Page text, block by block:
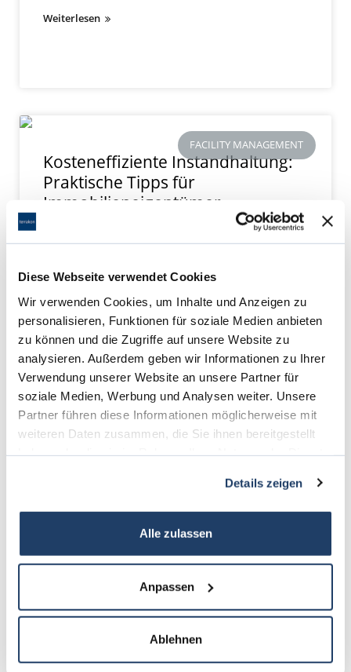
Diese Webseite verwendet Cookies
Wir verwenden Cookies, um Inhalte und Anzeigen zu
personalisieren, Funktionen für soziale Medien anbieten
zu können und die Zugriffe auf unsere Website zu
analysieren. Außerdem geben wir Informationen zu Ihrer
Verwendung unserer Website an unsere Partner für
soziale Medien, Werbung und Analysen weiter. Unsere
Partner führen diese Informationen möglicherweise mit
weiteren Daten zusammen, die Sie ihnen bereitgestellt
Details zeigen
Alle zulassen
Anpassen
Ablehnen